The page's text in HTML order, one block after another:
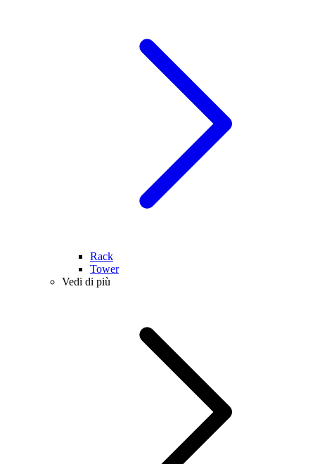
Rack
Tower
Vedi di più